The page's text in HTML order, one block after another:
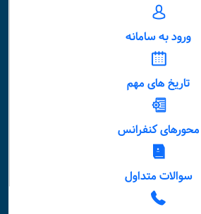
ورود به سامانه
تاریخ های مهم
محورهای کنفرانس
سوالات متداول